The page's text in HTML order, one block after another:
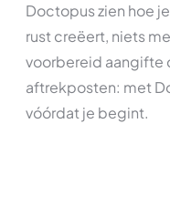
Doctopus zien hoe
rust creëert, niets
voorbereid aangifte
aftrekposten: met
vóórdat je begint.